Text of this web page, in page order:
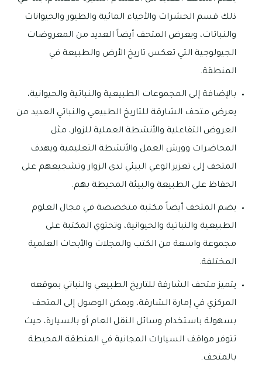
ذلك قسم الحشرات والأحياء المائية والطيور والحيوانات
والنباتات، ويعرض المتحف أيضاً العديد من المعروضات
الجيولوجية التي تعكس تاريخ الأرض والطبيعة في
المنطقة.
بالإضافة إلى المجموعات الطبيعية والنباتية والحيوانية،
يعرض متحف الشارقة للتاريخ الطبيعي والنباتي العديد من
العروض التفاعلية والأنشطة العملية للزوار، مثل
المحاضرات وورش العمل والأنشطة التعليمية ويهدف
المتحف إلى تعزيز الوعي البيئي لدى الزوار وتشجيعهم على
الحفاظ على الطبيعة والبيئة المحيطة بهم.
يضم المتحف أيضاً مكتبة متخصصة في مجال العلوم
الطبيعية والنباتية والحيوانية، وتحتوي المكتبة على
مجموعة واسعة من الكتب والمجلات والأبحاث العلمية
المختلفة.
يتميز متحف الشارقة للتاريخ الطبيعي والنباتي بموقعه
المركزي في إمارة الشارقة، ويمكن الوصول إلى المتحف
بسهولة باستخدام وسائل النقل العام أو بالسيارة، حيث
تتوفر مواقف السيارات المجانية في المنطقة المحيطة
بالمتحف.